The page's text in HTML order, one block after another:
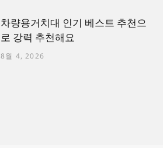
차량용거치대 인기 베스트 추천으
로 강력 추천해요
8월 4, 2026